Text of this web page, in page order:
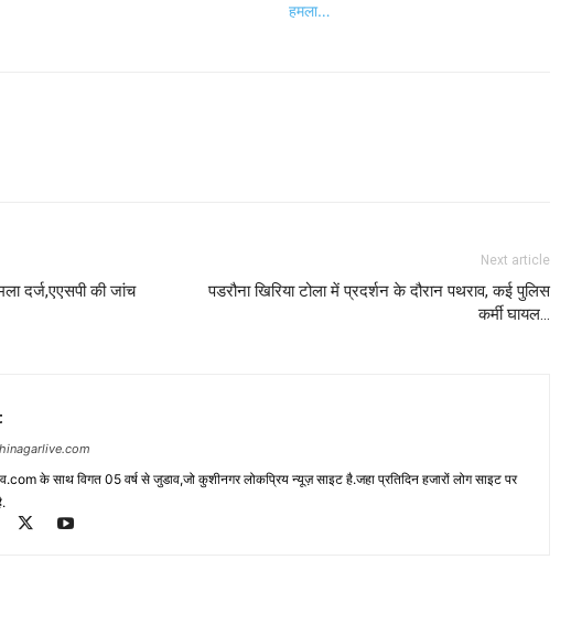
हमला…
दर्ज,एएसपी की जांच
Next article
पडरौना खिरिया टोला में प्रदर्शन के दौरान पथराव, कई पुलिस
कर्मी घायल…
के साथ विगत 05 वर्ष से जुडाव,जो कुशीनगर लोकप्रिय न्यूज़ साइट है.जहा प्रतिदिन हजारों लोग साइट पर